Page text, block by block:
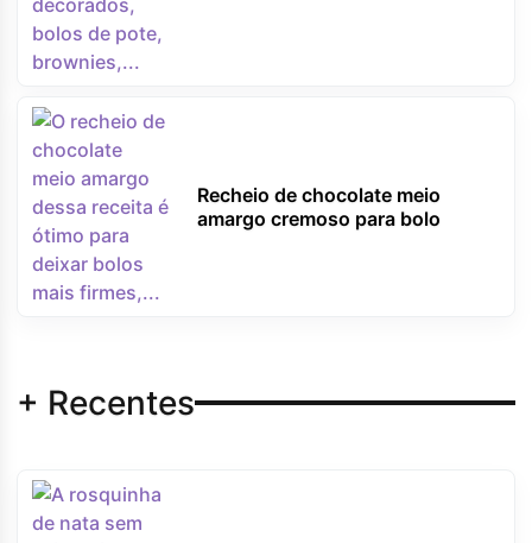
Recheio de chocolate meio
amargo cremoso para bolo
+ Recentes